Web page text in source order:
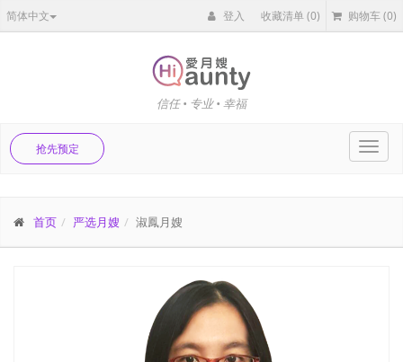
简体中文 登入 收藏清单(0) 购物车(0)
信任 • 专业 • 幸福
抢先预定
首页 严选月嫂 淑鳳月嫂